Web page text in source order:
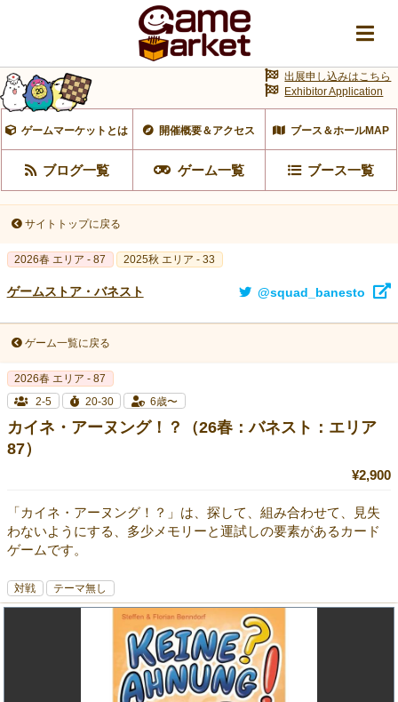
ゲームマーケットとは 開催概要＆アクセス ブース＆ホールMAP
ブログ一覧 ゲーム一覧 ブース一覧
出展申し込みはこちら
Exhibitor Application
サイトトップに戻る
2026春 エリア - 87 2025秋 エリア - 33
ゲームストア・バネスト @squad_banesto
ゲーム一覧に戻る
2026春 エリア - 87
2-5
20-30 6歳〜
カイネ・アーヌング！？（26春：バネスト：エリア
87）
¥2,900
「カイネ・アーヌング！？」は、探して、組み合わせて、見失
わないようにする、多少メモリーと運試しの要素があるカード
ゲームです。
対戦 テーマ無し